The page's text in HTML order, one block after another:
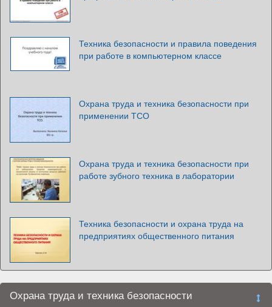
Техника безопасности и правила поведения
при работе в компьютерном классе
Охрана труда и техника безопасности при
применении ТСО
Охрана труда и техника безопасности при
работе зубного техника в лаборатории
Техника безопасности и охрана труда на
предприятиях общественного питания
Охрана труда и техника безопасности